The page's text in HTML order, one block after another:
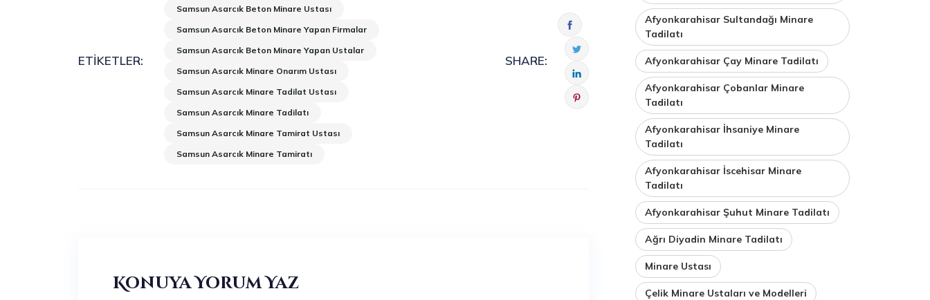
ETIKETLER:
Samsun Asarcık Beton Minare Ustası
Samsun Asarcık Beton Minare Yapan Firmalar
Samsun Asarcık Beton Minare Yapan Ustalar
Samsun Asarcık Minare Onarım Ustası
Samsun Asarcık Minare Tadilat Ustası
Samsun Asarcık Minare Tadilatı
Samsun Asarcık Minare Tamirat Ustası
Samsun Asarcık Minare Tamiratı
SHARE:
Konuya Yorum Yaz
Afyonkarahisar Sultandağı Minare
Tadilatı
Afyonkarahisar Çay Minare Tadilatı
Afyonkarahisar Çobanlar Minare
Tadilatı
Afyonkarahisar İhsaniye Minare
Tadilatı
Afyonkarahisar İscehisar Minare
Tadilatı
Afyonkarahisar Şuhut Minare Tadilatı
Ağrı Diyadin Minare Tadilatı
Minare Ustası
Çelik Minare Ustaları ve Modelleri